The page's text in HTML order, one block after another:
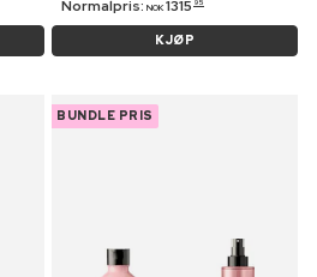
Normalpris: NOK 1315 95
KJØP
BUNDLE PRIS